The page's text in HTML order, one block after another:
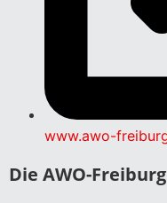
www.awo-
Die AWO-